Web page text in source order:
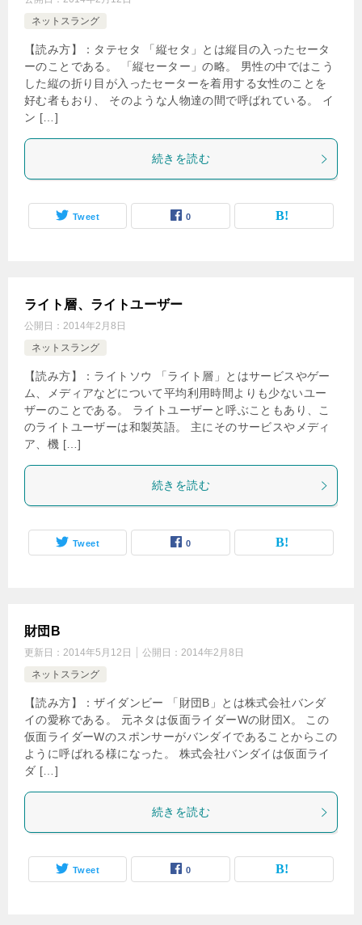
ネットスラング
【読み方】：タテセタ 「縦セタ」とは縦目の入ったセータ
ーのことである。 「縦セーター」の略。 男性の中ではこう
した縦の折り目が入ったセーターを着用する女性のことを
好む者もおり、 そのような人物達の間で呼ばれている。 イ
ン […]
続きを読む
Tweet 0
ライト層、ライトユーザー
公開日： 2014年2月8日
ネットスラング
【読み方】：ライトソウ 「ライト層」とはサービスやゲー
ム、メディアなどについて平均利用時間よりも少ないユー
ザーのことである。 ライトユーザーと呼ぶこともあり、こ
のライトユーザーは和製英語。 主にそのサービスやメディ
ア、機 […]
続きを読む
Tweet 0
財団B
更新日： 2014年5月12日 公開日： 2014年2月8日
ネットスラング
【読み方】：ザイダンビー 「財団B」とは株式会社バンダ
イの愛称である。 元ネタは仮面ライダーWの財団X。 この
仮面ライダーWのスポンサーがバンダイであることからこの
ように呼ばれる様になった。 株式会社バンダイは仮面ライ
ダ […]
続きを読む
Tweet 0